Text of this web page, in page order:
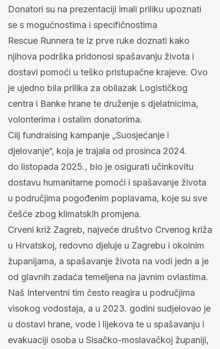
Donatori su na prezentaciji imali priliku upoznati
se s mogućnostima i specifičnostima
Rescue Runnera te iz prve ruke doznati kako
njihova podrška pridonosi spašavanju života i
dostavi pomoći u teško pristupačne krajeve. Ovo
je ujedno bila prilika za obilazak Logističkog
centra i Banke hrane te druženje s djelatnicima,
volonterima i ostalim donatorima.
Cilj fundraising kampanje „Suosjećanje i
djelovanje“, koja je trajala od prosinca 2024.
do listopada 2025., bio je osigurati učinkovitu
dostavu humanitarne pomoći i spašavanje života
u područjima pogođenim poplavama, koje su sve
češće zbog klimatskih promjena.
Crveni križ Zagreb, najveće društvo Crvenog križa
u Hrvatskoj, redovno djeluje u Zagrebu i okolnim
županijama, a spašavanje života na vodi jedn a je
od glavnih zadaća temeljena na javnim ovlastima.
Naš Interventni tim često reagira u područjima
visokog vodostaja, a u 2023. godini sudjelovao je
u dostavi hrane, vode i lijekova te u spašavanju i
evakuaciji osoba u Sisačko-moslavačkoj županiji,